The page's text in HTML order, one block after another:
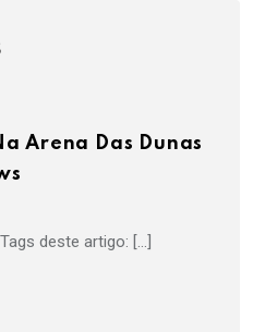
Arena Das Dunas
deste artigo: […]